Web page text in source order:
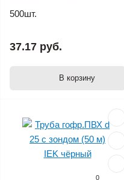
500шт.
37.17 руб.
В корзину
0